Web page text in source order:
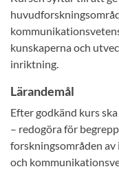
kunskaperna och
inriktning.
Lärandemål
Efter godkänd kurs
– redogöra för
forskningsområden
och